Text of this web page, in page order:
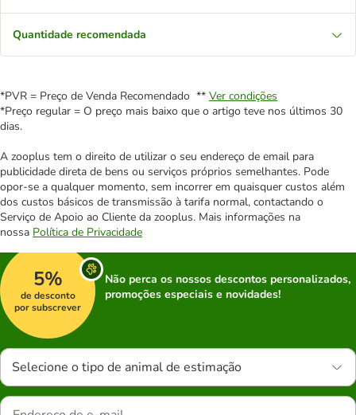
Quantidade recomendada
*PVR = Preço de Venda Recomendado ** Ver condições
*Preço regular = O preço mais baixo que o artigo teve nos últimos 30
dias.
A zooplus tem o direito de utilizar o seu endereço de email para
publicidade direta de bens ou serviços próprios semelhantes. Pode
opor-se a qualquer momento, sem incorrer em quaisquer custos além
dos custos básicos de transmissão à tarifa normal, contactando o
Serviço de Apoio ao Cliente da zooplus. Mais informações na
nossa Política de Privacidade
5%
de desconto
por subscrever
Não perca os nossos descontos personalizados,
promoções especiais e novidades!
Selecione o tipo de animal de estimação